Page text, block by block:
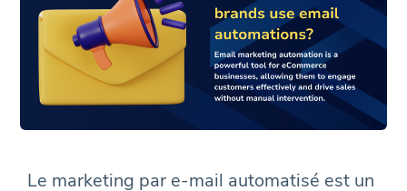
Le marketing par e-mail automatisé est un